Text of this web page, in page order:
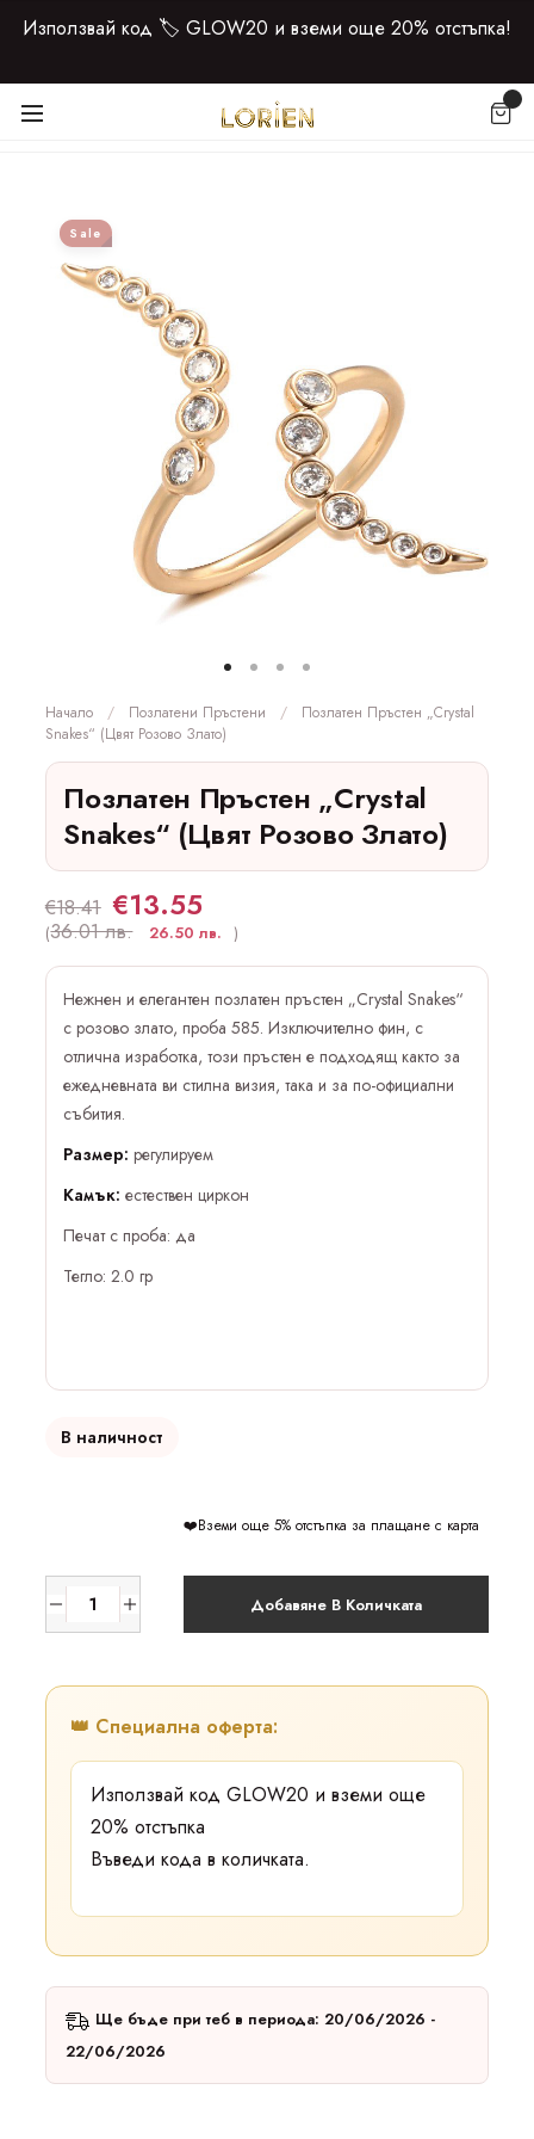
Използвай код 🏷️ GLOW20 и вземи още 20% отстъпка!
Sale
Начало Позлатени Пръстени
Позлатен Пръстен „Crystal
Snakes“ (цвят Розово Злато)
Позлатен Пръстен „Crystal
Snakes“ (цвят Розово Злато)
€18.41 €13.55
(36.01 лв. 26.50 лв. )
Нежнен и елегантен позлатен пръстен „Crystal Snakes“
с розово злато, проба 585. Изключително фин, с
отлична изработка, този пръстен е подходящ както за
ежедневната ви стилна визия, така и за по-официални
събития.
Размер: регулируем
Камък: естествен циркон
Печат с проба: да
Тегло: 2.0 гр
В наличност
❤️Вземи още 5% отстъпка за плащане с карта
Добавяне В Количката
👑 Специална оферта:
Използвай кодGLOW20 и вземи още
20% отстъпка
Въведи кода в количката.
Ще бъде при теб в периода: 20/06/2026 -
22/06/2026